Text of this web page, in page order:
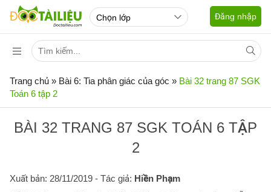
Đăng nhập
Trang chủ » Bài 6: Tia phân giác của góc » Bài 32 trang 87 SGK
Toán 6 tập 2
BÀI 32 TRANG 87 SGK TOÁN 6 TẬP
2
Xuất bản: 28/11/2019 - Tác giả: Hiền Phạm